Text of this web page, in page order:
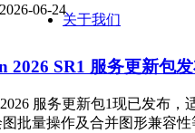
关于我们
2026-06-24
2026 SR1 服务更新包
服务更新包1现已发布，
批量操作及合并图形兼容